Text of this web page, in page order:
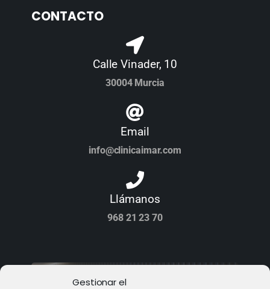
Gestionar el
CONTACTO
Calle Vinader, 10
30004 Murcia
Email
info@clinicaimar.com
Llámanos
968 21 23 70